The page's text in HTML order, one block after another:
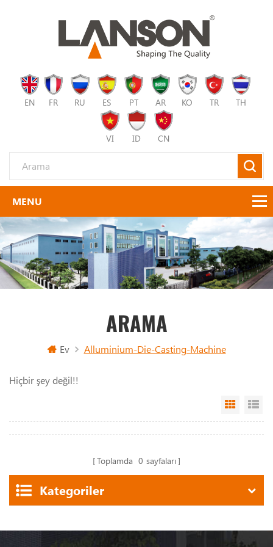
EN FR RU ES PT AR KO TR TH
VI ID CN
ARAMA
Ev Alluminium-Die-Casting-Machine
Hiçbir şey değil!!
Grid
Toplamda 0 sayfaları
Kategoriler